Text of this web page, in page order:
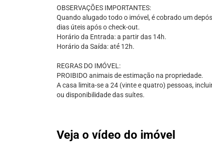
OBSERVAÇÕES IMPORTANTES:
Quando alugado todo o imóvel, é cobrado um
dias úteis após o check-out.
Horário da Entrada: a partir das 14h.
Horário da Saída: até́ 12h.
REGRAS DO IMÓVEL:
PROIBIDO animais de estimação na propriedade.
A casa limita-se a 24 (vinte e quatro) pessoas,
ou disponibilidade das suítes.
Veja o vídeo do imóvel